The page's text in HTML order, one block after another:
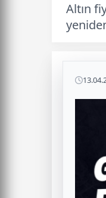
Altın